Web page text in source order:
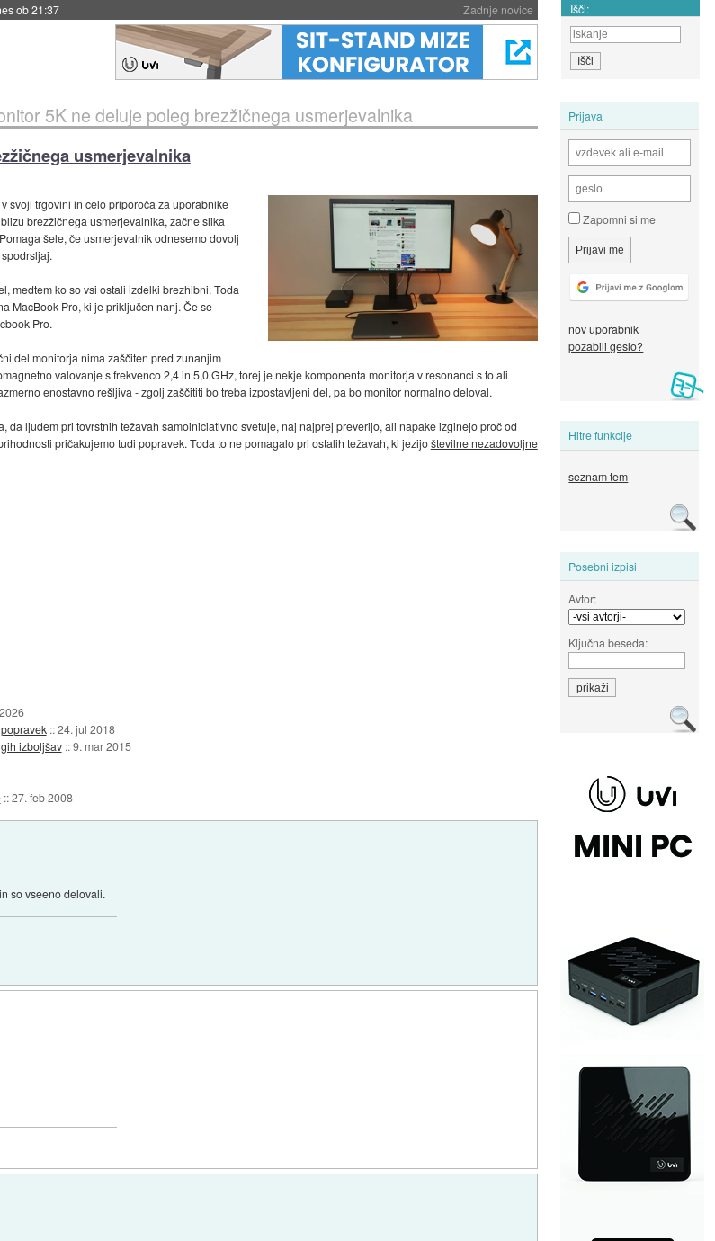
Zadnje novice
danes ob 21:23 Išči:
Prijava
Zapomni si me
nov uporabnik
pozabili geslo?
Hitre funkcije
seznam tem
Posebni izpisi
Avtor:
Ključna beseda:
5K ne deluje poleg brezžičnega usmerjevalnika
usmerjevalnika
svoji trgovini in celo priporoča za uporabnike
brezžičnega usmerjevalnika, začne slika
šele, če usmerjevalnik odnesemo dovolj
medtem ko so vsi ostali izdelki brezhibni. Toda
MacBook Pro, ki je priključen nanj. Če se
Pro.
del monitorja nima zaščiten pred zunanjim
valovanje s frekvenco 2,4 in 5,0 GHz, torej je nekje komponenta monitorja v resonanci s to ali
enostavno rešljiva - zgolj zaščititi bo treba izpostavljeni del, pa bo monitor normalno deloval.
ljudem pri tovrstnih težavah samoiniciativno svetuje, naj najprej preverijo, ali napake izginejo proč od
pričakujemo tudi popravek. Toda to ne pomagalo pri ostalih težavah, ki jezijoštevilne nezadovoljne
::24. jul 2018
izboljšav ::9. mar 2015
::27. feb 2008
so vseeno delovali.